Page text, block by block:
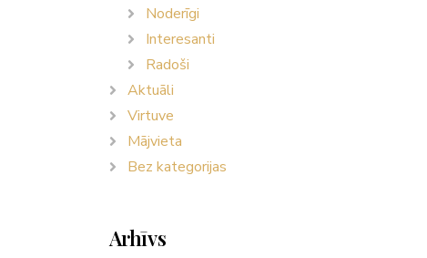
Noderīgi
Interesanti
Radoši
Aktuāli
Virtuve
Mājvieta
Bez kategorijas
Arhīvs